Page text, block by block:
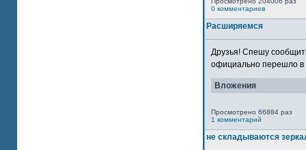
0 комментариев
Расширяемся
Друзья! Спешу
официально перешло в
Вложения
Просмотрено 66884 раз
1 комментарий
не складываются